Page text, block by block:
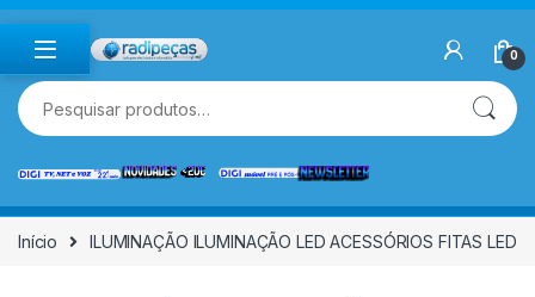
Skip to navigation
Skip to content
0
Pesquisar por:
Início ILUMINAÇÃO ILUMINAÇÃO LED ACESSÓRIOS FITAS LED